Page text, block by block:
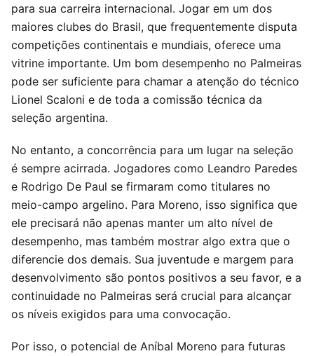
para sua carreira internacional. Jogar em um dos
maiores clubes do Brasil, que frequentemente disputa
competições continentais e mundiais, oferece uma
vitrine importante. Um bom desempenho no Palmeiras
pode ser suficiente para chamar a atenção do técnico
Lionel Scaloni e de toda a comissão técnica da
seleção argentina.
No entanto, a concorrência para um lugar na seleção
é sempre acirrada. Jogadores como Leandro Paredes
e Rodrigo De Paul se firmaram como titulares no
meio-campo argelino. Para Moreno, isso significa que
ele precisará não apenas manter um alto nível de
desempenho, mas também mostrar algo extra que o
diferencie dos demais. Sua juventude e margem para
desenvolvimento são pontos positivos a seu favor, e a
continuidade no Palmeiras será crucial para alcançar
os níveis exigidos para uma convocação.
Por isso, o potencial de Aníbal Moreno para futuras